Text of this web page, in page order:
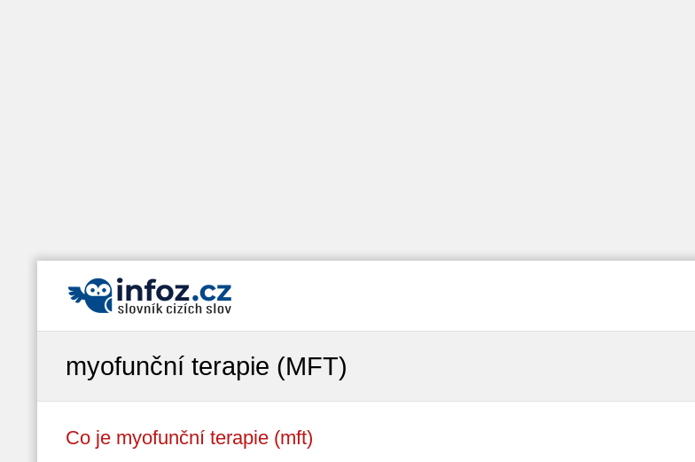
myofunční terapie (MFT)
Co je myofunční terapie (mft)